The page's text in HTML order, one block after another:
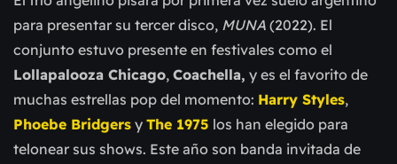
para presentar su tercer disco, MUNA (2022). El
conjunto estuvo presente en festivales como el
Lollapalooza Chicago, Coachella, y es el favorito de
muchas estrellas pop del momento: Harry Styles,
Phoebe Bridgers y The 1975 los han elegido para
telonear sus shows. Este año son banda invitada de